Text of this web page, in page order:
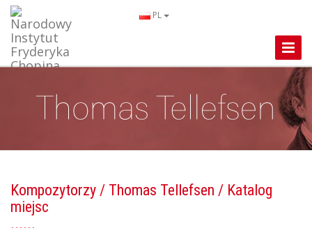
PL
Toggle
Kompozytorzy / Thomas Tellefsen / Katalog
miejsc